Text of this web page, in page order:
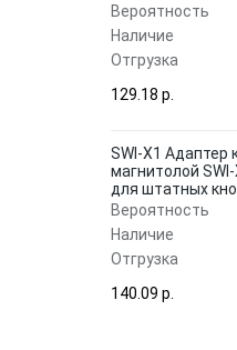
Вероятность
Наличие
Отгрузка
129.18 p.
SWI-X1 Адаптер
магнитолой
для штатных кно
Вероятность
Наличие
Отгрузка
140.09 p.